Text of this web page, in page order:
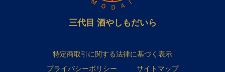
三代目 酒やしもだいら
特定商取引に関する法律に基づく表示
プライバシーポリシー
サイトマップ